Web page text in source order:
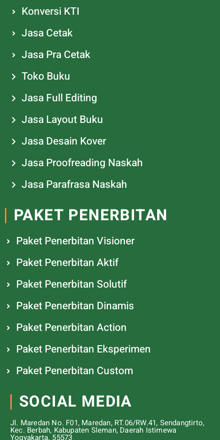
Konversi KTI
Jasa Cetak
Jasa Pra Cetak
Toko Buku
Jasa Full Editing
Jasa Layout Buku
Jasa Desain Kover
Jasa Proofreading Naskah
Jasa Parafrasa Naskah
PAKET PENERBITAN
Paket Penerbitan Visioner
Paket Penerbitan Aktif
Paket Penerbitan Solutif
Paket Penerbitan Dinamis
Paket Penerbitan Action
Paket Penerbitan Eksperimen
Paket Penerbitan Custom
SOCIAL MEDIA
Jl. Maredan No. F01, Maredan, RT.06/RW.41, Sendangtirto,
Kec. Berbah, Kabupaten Sleman, Daerah Istimewa
Yogyakarta. 55573